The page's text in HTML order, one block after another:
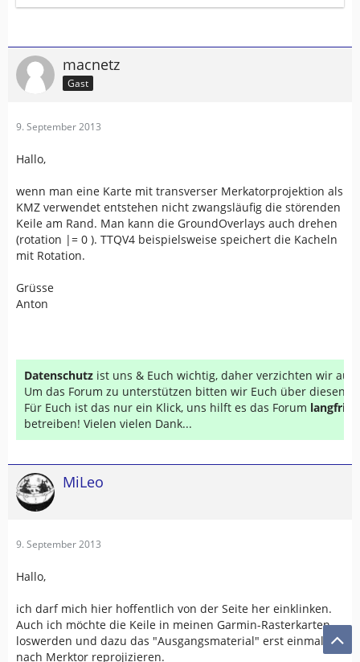
macnetz
Gast
9. September 2013
Hallo,
wenn man eine Karte mit transverser Merkatorprojektion als
KMZ verwendet entstehen nicht zwangsläufig die störenden
Keile am Rand. Man kann die GroundOverlays auch drehen
(rotation |= 0 ). TTQV4 beispielsweise speichert die Kacheln
mit Rotation.
Grüsse
Anton
Datenschutz ist uns & Euch wichtig, daher verzichten wir auf
Um das Forum zu unterstützen bitten wir Euch über diesen
Für Euch ist das nur ein Klick, uns hilft es das Forum
betreiben! Vielen vielen Dank...
MiLeo
9. September 2013
Hallo,
ich darf mich hier hoffentlich von der Seite her einklinken.
Auch ich möchte die Keile in meinen Garmin-Rasterkarten
loswerden und dazu das "Ausgangsmaterial" erst einmal
nach Merktor reprojizieren.